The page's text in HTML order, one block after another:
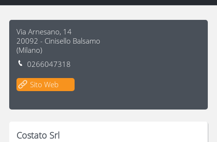
Via Arnesano, 14
20092 - Cinisello Balsamo
(Milano)
0266047318
Sito Web
Costato Srl